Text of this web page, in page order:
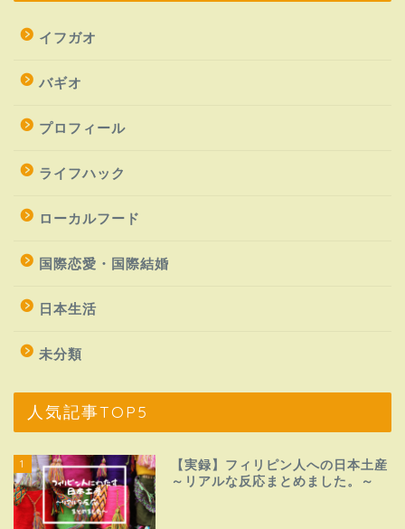
イフガオ
バギオ
プロフィール
ライフハック
ローカルフード
国際恋愛・国際結婚
日本生活
未分類
人気記事TOP5
1
【実録】フィリピン人への日本土産
～リアルな反応まとめました。～